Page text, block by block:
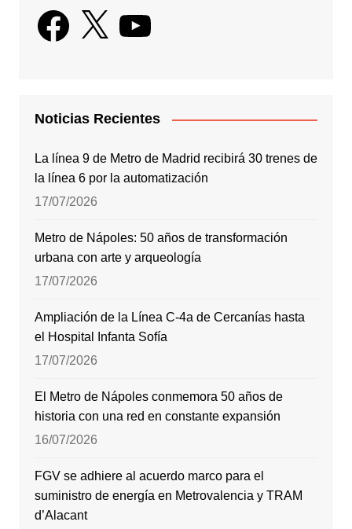
Facebook
X YouTube
Noticias Recientes
La línea 9 de Metro de Madrid recibirá 30 trenes de
la línea 6 por la automatización
17/07/2026
Metro de Nápoles: 50 años de transformación
urbana con arte y arqueología
17/07/2026
Ampliación de la Línea C-4a de Cercanías hasta
el Hospital Infanta Sofía
17/07/2026
El Metro de Nápoles conmemora 50 años de
historia con una red en constante expansión
16/07/2026
FGV se adhiere al acuerdo marco para el
suministro de energía en Metrovalencia y TRAM
d’Alacant